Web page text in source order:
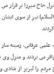
حاج میرزا بر قرار
نیز از سوى ایشان
عرفانى، زمینه
مى بردند و منزل
را لبریز از